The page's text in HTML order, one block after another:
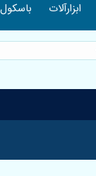
ابزارآلات باسکول